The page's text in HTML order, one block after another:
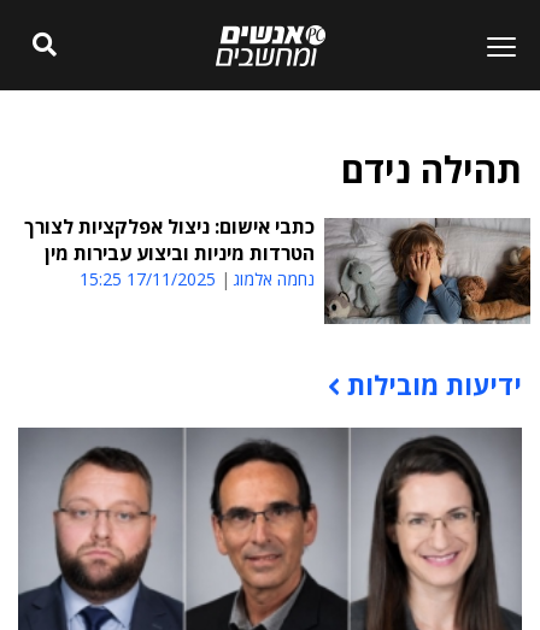
תהילה נידם
כתבי אישום: ניצול אפלקציות לצורך
הטרדות מיניות וביצוע עבירות מין
נחמה אלמוג 17/11/2025 15:25
תוכן פרסומי
ידיעות מובילות